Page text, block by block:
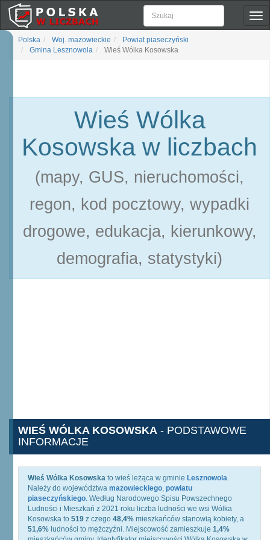
Polska Woj. mazowieckie
Powiat piaseczyński
Gmina Lesznowola
Wieś Wólka Kosowska
Wieś Wólka
Kosowska w liczbach
(mapy, GUS, nieruchomości,
regon, kod pocztowy, wypadki
drogowe, edukacja, kierunkowy,
demografia, statystyki)
WIEŚ WÓLKA KOSOWSKA - PODSTAWOWE
INFORMACJE
Wieś Wólka Kosowska to wieś leżąca w gminie Lesznowola.
Należy do województwa mazowieckiego, powiatu
piaseczyńskiego. Według Narodowego Spisu Powszechnego
Ludności i Mieszkań z 2021 roku liczba ludności we wsi Wólka
Kosowska to 519 z czego 48,4% mieszkańców stanowią kobiety, a
51,6% ludności to mężczyźni. Miejscowość zamieszkuje 1,4%